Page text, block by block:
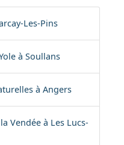
Les-Pins
à Soullans
à Angers
Vendée à Les Lucs-